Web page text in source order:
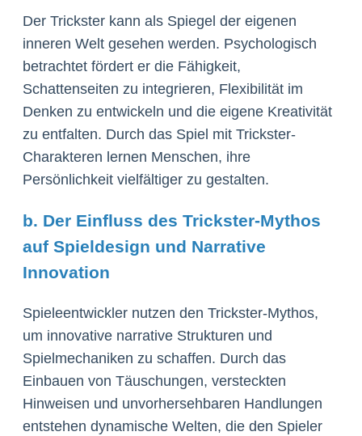
Der Trickster kann als Spiegel der eigenen
inneren Welt gesehen werden. Psychologisch
betrachtet fördert er die Fähigkeit,
Schattenseiten zu integrieren, Flexibilität im
Denken zu entwickeln und die eigene Kreativität
zu entfalten. Durch das Spiel mit Trickster-
Charakteren lernen Menschen, ihre
Persönlichkeit vielfältiger zu gestalten.
b. Der Einfluss des Trickster-Mythos
auf Spieldesign und Narrative
Innovation
Spieleentwickler nutzen den Trickster-Mythos,
um innovative narrative Strukturen und
Spielmechaniken zu schaffen. Durch das
Einbauen von Täuschungen, versteckten
Hinweisen und unvorhersehbaren Handlungen
entstehen dynamische Welten, die den Spieler